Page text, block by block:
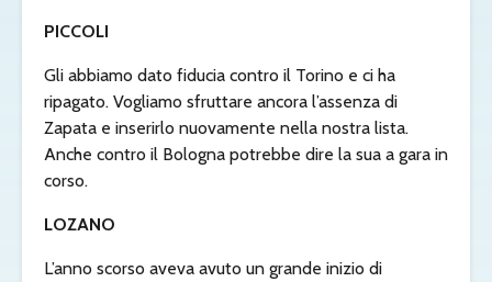
PICCOLI
Gli abbiamo dato fiducia contro il Torino e ci ha
ripagato. Vogliamo sfruttare ancora l’assenza di
Zapata e inserirlo nuovamente nella nostra lista.
Anche contro il Bologna potrebbe dire la sua a gara in
corso.
LOZANO
L’anno scorso aveva avuto un grande inizio di